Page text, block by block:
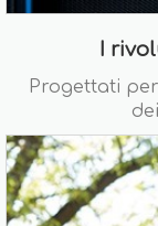
I
Progettati